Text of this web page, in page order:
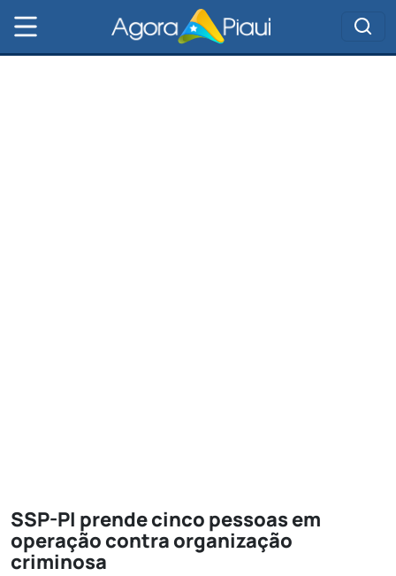
SSP-PI prende cinco pessoas em
operação contra organização
criminosa